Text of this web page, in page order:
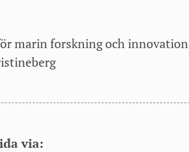
marin forskning och innovation
via: